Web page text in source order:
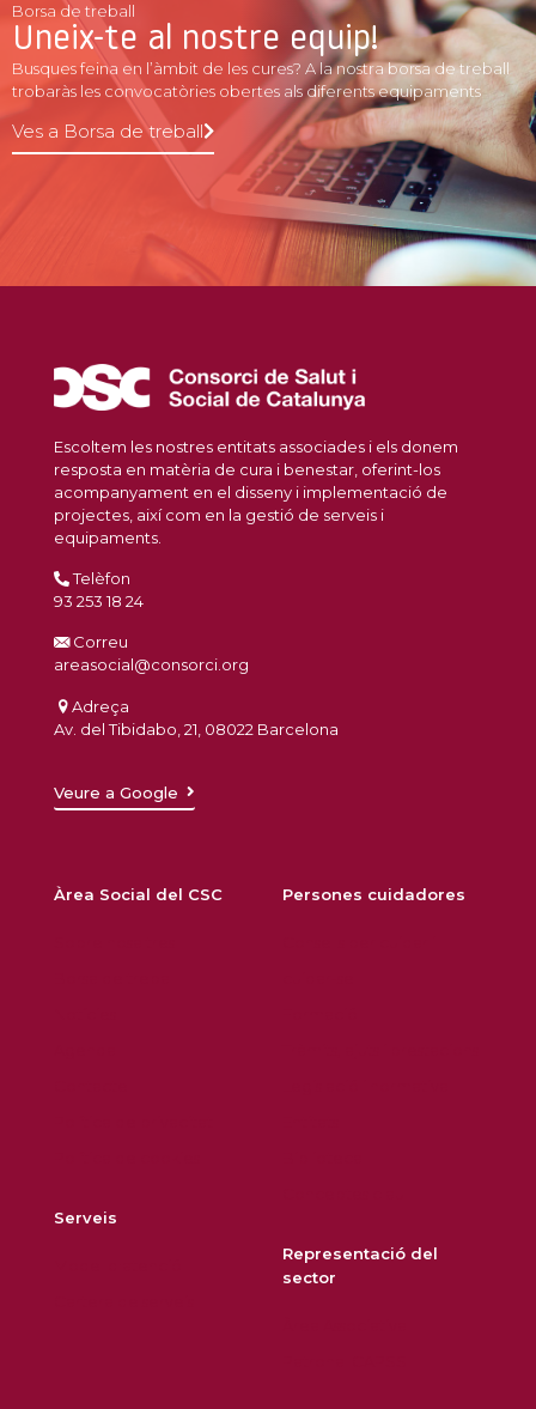
Borsa de treball
Uneix-te al nostre equip!
Busques feina en l’àmbit de les cures? A la nostra borsa de treball
trobaràs les convocatòries obertes als diferents equipaments
Ves a Borsa de treball
Escoltem les nostres entitats associades i els donem
resposta en matèria de cura i benestar, oferint-los
acompanyament en el disseny i implementació de
projectes, així com en la gestió de serveis i
equipaments.
Telèfon
93 253 18 24
Correu
areasocial@consorci.org
Adreça
Av. del Tibidabo, 21, 08022 Barcelona
Veure a Google
Àrea Social del CSC
Serveis
Persones cuidadores
Representació del
sector